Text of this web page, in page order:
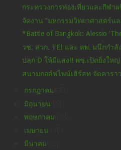
กระทรวงการท่องเที่ยวและกีฬ
จัดงาน “มหกรรมวิทยาศาสตร์แ
*Battle of Bangkok: Alessio
วช. สวก. TEI และ คพ. ผนึกกำลั
ปลุก D ให้มีแสง!! พช.เปิดยิ่งใหญ่
สนามกอล์ฟไพน์เฮิร์สท จัดคารา
กรกฎาคม
มิถุนายน
พฤษภาคม
เมษายน
มีนาคม